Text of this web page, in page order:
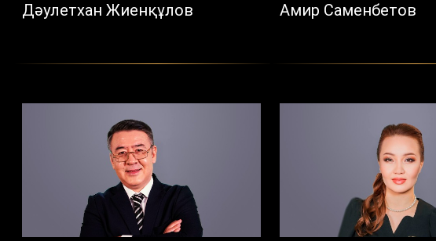
Дәулетхан Жиенқұлов Амир Саменбетов